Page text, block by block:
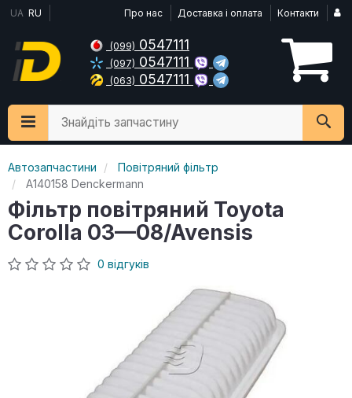
UA RU Про нас Доставка і оплата Контакти
(099) 0547111
(097) 0547111
(063) 0547111
Знайдіть запчастину
Автозапчастини
Повітряний фільтр
A140158 Denckermann
Фільтр повітряний Toyota
Corolla 03—08/Avensis
0 відгуків